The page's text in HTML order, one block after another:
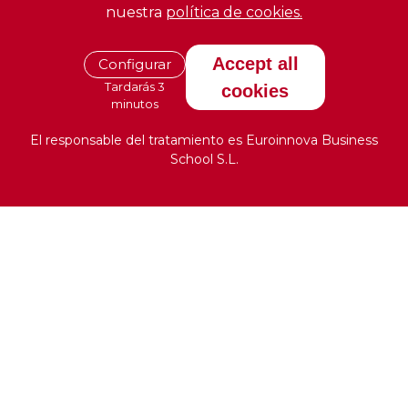
nuestra política de cookies.
Configurar
Tardarás 3
minutos
Accept all
cookies
El responsable del tratamiento es Euroinnova Business
School S.L.